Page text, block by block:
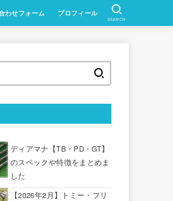
わせフォーム プロフィール
SEARCH
ディアマナ【TB・PD・GT】
のスペックや特徴をまとめま
した
【2026年2月】トミー・フリ